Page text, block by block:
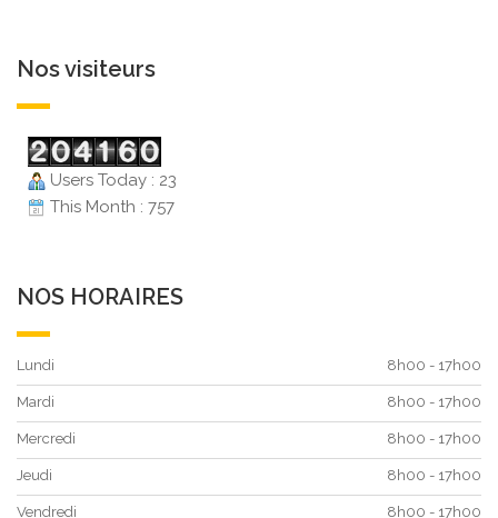
Nos visiteurs
Users Today : 23
This Month : 757
NOS HORAIRES
Lundi 8h00 - 17h00
Mardi 8h00 - 17h00
Mercredi 8h00 - 17h00
Jeudi 8h00 - 17h00
Vendredi 8h00 - 17h00